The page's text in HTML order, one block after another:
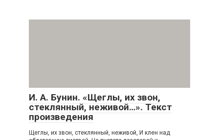
И. А. Бунин. «Щеглы, их звон,
стеклянный, неживой…». Текст
произведения
Щеглы, их звон, стеклянный, неживой, И клен над